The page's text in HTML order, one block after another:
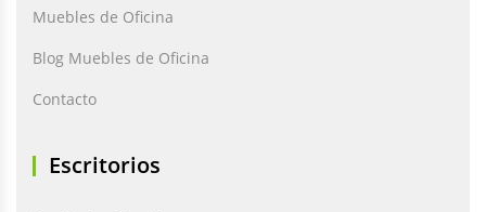
Muebles de Oficina
Blog Muebles de Oficina
Contacto
Escritorios